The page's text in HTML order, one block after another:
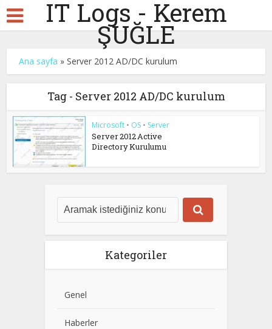
IT Logs - Kerem
ŞUĞLE
Ana sayfa »Server 2012 AD/DC kurulum
Tag - Server 2012 AD/DC kurulum
Microsoft • OS • Server
Server 2012 Active
Directory Kurulumu
Kategoriler
Genel
Haberler